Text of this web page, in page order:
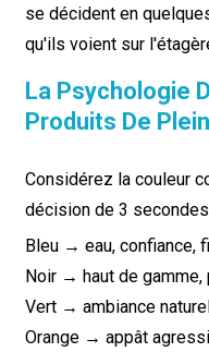
se décident en
qu'ils voient sur
La Psychologie
Produits De
Considérez la couleur
décision de 3
Bleu → eau, confiance,
Noir → haut de
Vert → ambiance
Orange → appât